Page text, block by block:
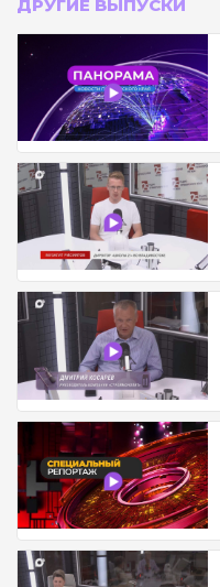
ДРУГИЕ ВЫПУСКИ